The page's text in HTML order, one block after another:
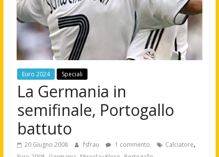
Euro 2024 Speciali
La Germania in
semifinale, Portogallo
battuto
20 Giugno 2008 fsfrau 1 commento Calciatore,